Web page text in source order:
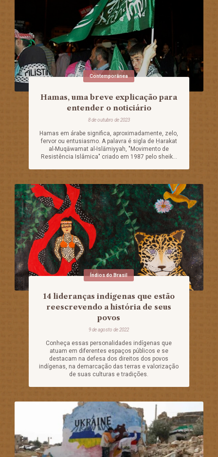
Contemporânea
Hamas, uma breve explicação para
entender o noticiário
8 de outubro de 2023
Hamas em árabe significa, aproximadamente, zelo,
fervor ou entusiasmo. A palavra é sigla de Ḥarakat
al-Muqāwamat al-Islāmiyyah, "Movimento de
Resistência Islâmica" criado em 1987 pelo sheik...
Índios do Brasil
14 lideranças indígenas que estão
reescrevendo a história de seus
povos
9 de agosto de 2022
Conheça essas personalidades indígenas que
atuam em diferentes espaços públicos e se
destacam na defesa dos direitos dos povos
indígenas, na demarcação das terras e valorização
de suas culturas e tradições.